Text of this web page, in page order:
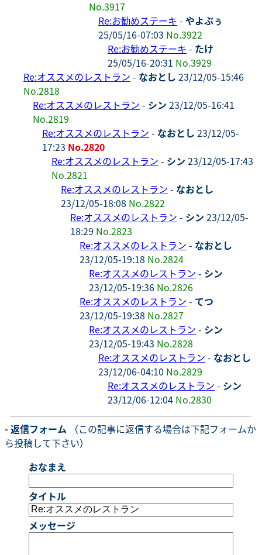
No.3917
Re:お勧めステーキ - やよぶぅ
25/05/16-07:03 No.3922
Re:お勧めステーキ - たけ
25/05/16-20:31 No.3929
Re:オススメのレストラン - なおとし 23/12/05-15:46
No.2818
Re:オススメのレストラン - シン 23/12/05-16:41
No.2819
Re:オススメのレストラン - なおとし 23/12/05-
17:23 No.2820
Re:オススメのレストラン - シン 23/12/05-17:43
No.2821
Re:オススメのレストラン - なおとし
23/12/05-18:08 No.2822
Re:オススメのレストラン - シン 23/12/05-
18:29 No.2823
Re:オススメのレストラン - なおとし
23/12/05-19:18 No.2824
Re:オススメのレストラン - シン
23/12/05-19:36 No.2826
Re:オススメのレストラン - てつ
23/12/05-19:38 No.2827
Re:オススメのレストラン - シン
23/12/05-19:43 No.2828
Re:オススメのレストラン - なおとし
23/12/06-04:10 No.2829
Re:オススメのレストラン - シン
23/12/06-12:04 No.2830
- 返信フォーム （この記事に返信する場合は下記フォームか
ら投稿して下さい）
おなまえ
タイトル
メッセージ